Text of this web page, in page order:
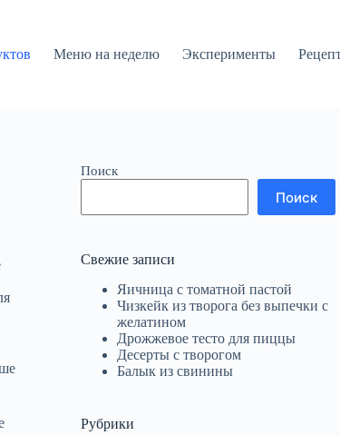
Меню на неделю Эксперименты
Поиск
Поиск
Свежие записи
Яичница с томатной пастой
Чизкейк из творога без выпечки с
желатином
Дрожжевое тесто для пиццы
Десерты с творогом
Балык из свинины
Рубрики